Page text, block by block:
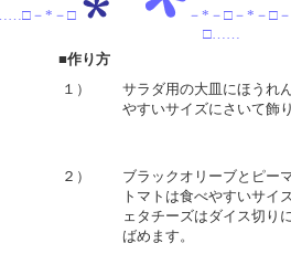
……□－*－□
－*－□－*－□
□……
■作り方
１）
サラダ用の大皿にほうれ
やすいサイズにさいて飾り
２）
ブラックオリーブとピー
トマトは食べやすいサイ
ェタチーズはダイス切り
ばめます。